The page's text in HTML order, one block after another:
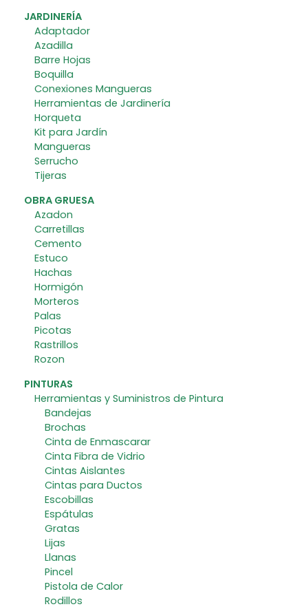
JARDINERÍA
Adaptador
Azadilla
Barre Hojas
Boquilla
Conexiones Mangueras
Herramientas de Jardinería
Horqueta
Kit para Jardín
Mangueras
Serrucho
Tijeras
OBRA GRUESA
Azadon
Carretillas
Cemento
Estuco
Hachas
Hormigón
Morteros
Palas
Picotas
Rastrillos
Rozon
PINTURAS
Herramientas y Suministros de Pintura
Bandejas
Brochas
Cinta de Enmascarar
Cinta Fibra de Vidrio
Cintas Aislantes
Cintas para Ductos
Escobillas
Espátulas
Gratas
Lijas
Llanas
Pincel
Pistola de Calor
Rodillos